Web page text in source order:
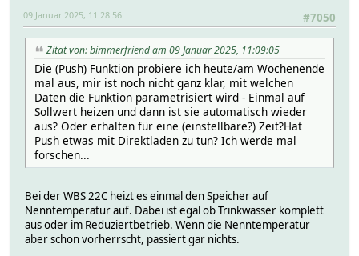
#7050
09 Januar 2025, 11:28:56
Zitat von: bimmerfriend am 09 Januar 2025, 11:09:05
Die (Push) Funktion probiere ich heute/am Wochenende
mal aus, mir ist noch nicht ganz klar, mit welchen
Daten die Funktion parametrisiert wird - Einmal auf
Sollwert heizen und dann ist sie automatisch wieder
aus? Oder erhalten für eine (einstellbare?) Zeit?Hat
Push etwas mit Direktladen zu tun? Ich werde mal
forschen...
Bei der WBS 22C heizt es einmal den Speicher auf
Nenntemperatur auf. Dabei ist egal ob Trinkwasser komplett
aus oder im Reduziertbetrieb. Wenn die Nenntemperatur
aber schon vorherrscht, passiert gar nichts.